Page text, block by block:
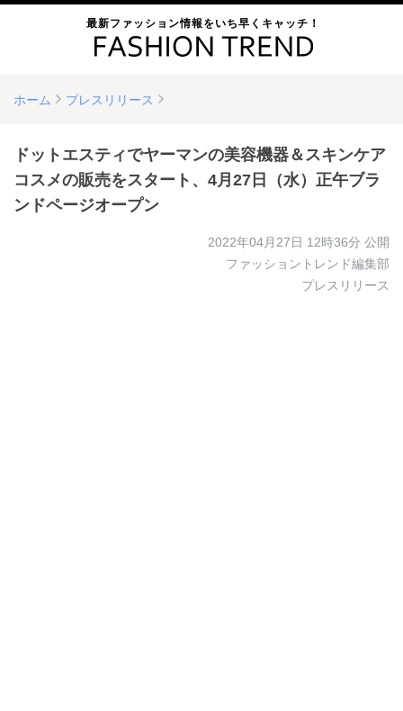
最新ファッション情報をいち早くキャッチ！
ホーム プレスリリース
ドットエスティでヤーマンの美容機器＆スキンケア
コスメの販売をスタート、4月27日（水）正午ブラ
ンドページオープン
2022年04月27日 12時36分 公開
ファッショントレンド編集部
プレスリリース